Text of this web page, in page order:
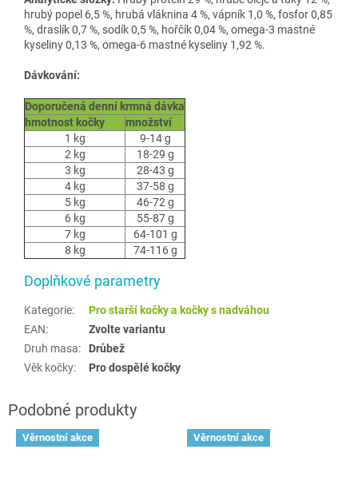
hrubý popel 6,5 %, hrubá vláknina 4 %, vápník 1,0 %, fosfor 0,85
%, draslík 0,7 %, sodík 0,5 %, hořčík 0,04 %, omega-3 mastné
kyseliny 0,13 %, omega-6 mastné kyseliny 1,92 %.
Dávkování:
Doporučená denní krmná dávka
hmotnost kočky
množství
1 kg
9-14 g
2 kg
18-29 g
3 kg
28-43 g
4 kg
37-58 g
5 kg
46-72 g
6 kg
55-87 g
7 kg
64-101 g
8 kg
74-116 g
Doplňkové parametry
Kategorie:
Pro starší kočky a kočky s nadváhou
EAN:
Zvolte variantu
Druh masa:
Drůbež
Věk kočky: Pro dospělé kočky
Věrnostní akce Věrnostní akce